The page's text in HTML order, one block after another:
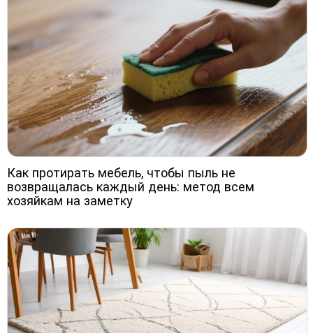
Как протирать мебель, чтобы пыль не
возвращалась каждый день: метод всем
хозяйкам на заметку